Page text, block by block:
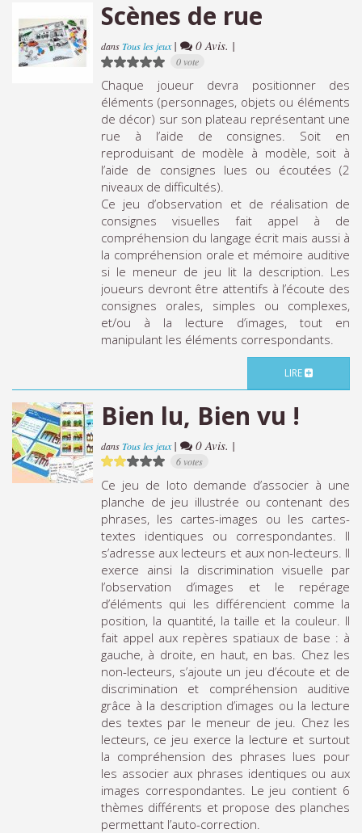
Scènes de rue
dansTous les jeux| 0 Avis. |
0 vote
Chaque joueur devra positionner des
éléments (personnages, objets ou éléments
de décor) sur son plateau représentant une
rue à l’aide de consignes. Soit en
reproduisant de modèle à modèle, soit à
l’aide de consignes lues ou écoutées (2
niveaux de difficultés).
Ce jeu d’observation et de réalisation de
consignes visuelles fait appel à de
compréhension du langage écrit mais aussi à
la compréhension orale et mémoire auditive
si le meneur de jeu lit la description. Les
joueurs devront être attentifs à l’écoute des
consignes orales, simples ou complexes,
et/ou à la lecture d’images, tout en
manipulant les éléments correspondants.
LIRE
Bien lu, Bien vu !
dansTous les jeux| 0 Avis. |
6 votes
Ce jeu de loto demande d’associer à une
planche de jeu illustrée ou contenant des
phrases, les cartes-images ou les cartes-
textes identiques ou correspondantes. Il
s’adresse aux lecteurs et aux non-lecteurs. Il
exerce ainsi la discrimination visuelle par
l’observation d’images et le repérage
d’éléments qui les différencient comme la
position, la quantité, la taille et la couleur. Il
fait appel aux repères spatiaux de base : à
gauche, à droite, en haut, en bas. Chez les
non-lecteurs, s’ajoute un jeu d’écoute et de
discrimination et compréhension auditive
grâce à la description d’images ou la lecture
des textes par le meneur de jeu. Chez les
lecteurs, ce jeu exerce la lecture et surtout
la compréhension des phrases lues pour
les associer aux phrases identiques ou aux
images correspondantes. Le jeu contient 6
thèmes différents et propose des planches
permettant l’auto-correction.